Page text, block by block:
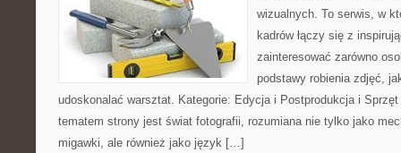
wizualnych. To serwis, w
kadrów łączy się z
zainteresować zarówno
podstawy robienia zdjęć,
udoskonalać warsztat. Kategorie: Edycja i Postprodukcja i Sprzęt
tematem strony jest świat fotografii, rozumiana nie tylko jako
migawki, ale również jako język […]